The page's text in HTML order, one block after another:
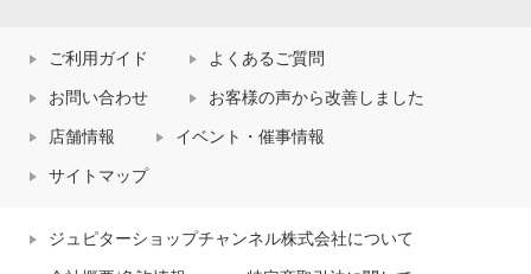
ご利用ガイド よくあるご質問
お問い合わせ お客様の声から改善しました
店舗情報 イベント・催事情報
サイトマップ
ジュピターショップチャンネル株式会社について